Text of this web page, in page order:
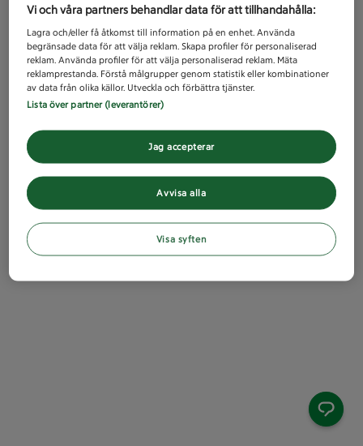
Vi och våra partners behandlar data för att tillhandahålla:
Lagra och/eller få åtkomst till information på en enhet. Använda
begränsade data för att välja reklam. Skapa profiler för personaliserad
reklam. Använda profiler för att välja personaliserad reklam. Mäta
reklamprestanda. Förstå målgrupper genom statistik eller kombinationer
av data från olika källor. Utveckla och förbättra tjänster.
Lista över partner (leverantörer)
Avvisa alla
Jag accepterar
Visa syften